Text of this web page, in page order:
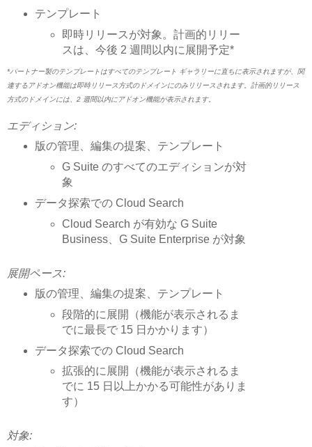
テンプレート
即時リリースが対象。計画的リリー
スは、今後 2 週間以内に展開予定*
*パートナー製のテンプレートはすべてのテンプレート ギャラリーに直ちに表示されますが、関
連するアドオン機能は即時リリース方式のドメインにのみリリースされます。計画的リリース
方式のドメインには、2 週間以内にアドオン機能が表示されます。
エディション:
版の管理、編集の提案、テンプレート
G Suite のすべてのエディションが対
象
データ探索での Cloud Search
Cloud Search が有効な G Suite
Business、G Suite Enterprise が対象
展開ペース:
版の管理、編集の提案、テンプレート
段階的に展開（機能が表示されるま
でに最長で 15 日かかります）
データ探索での Cloud Search
拡張的に展開（機能が表示されるま
でに 15 日以上かかる可能性がありま
す）
対象: